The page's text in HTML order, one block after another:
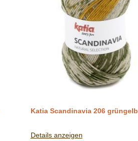
Katia Scandinavia 206 grüngelb
Details anzeigen